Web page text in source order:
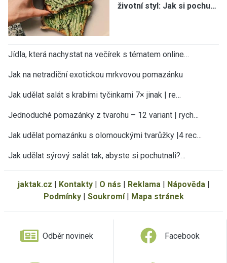
životní styl: Jak si pochu…
Jídla, která nachystat na večírek s tématem online…
Jak na netradiční exotickou mrkvovou pomazánku
Jak udělat salát s krabími tyčinkami 7× jinak | re…
Jednoduché pomazánky z tvarohu – 12 variant | rych…
Jak udělat pomazánku s olomouckými tvarůžky |4 rec…
Jak udělat sýrový salát tak, abyste si pochutnali?…
jaktak.cz | Kontakty| O nás | Reklama | Nápověda |
Podmínky| Soukromí| Mapa stránek
Odběr novinek Facebook